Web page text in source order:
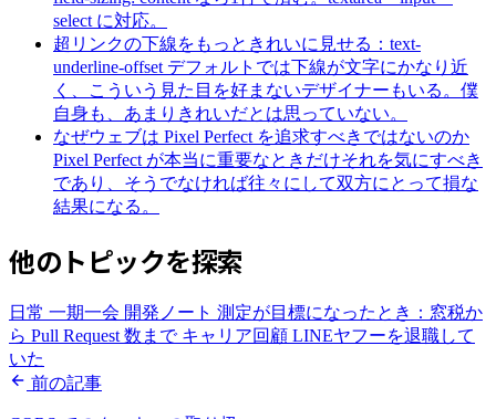
select に対応。
超リンクの下線をもっときれいに見せる：text-
underline-offset デフォルトでは下線が文字にかなり近
く、こういう見た目を好まないデザイナーもいる。僕
自身も、あまりきれいだとは思っていない。
なぜウェブは Pixel Perfect を追求すべきではないのか
Pixel Perfect が本当に重要なときだけそれを気にすべき
であり、そうでなければ往々にして双方にとって損な
結果になる。
他のトピックを探索
日常 一期一会 開発ノート 測定が目標になったとき：窓税か
ら Pull Request 数まで キャリア回顧 LINEヤフーを退職して
いた
前の記事